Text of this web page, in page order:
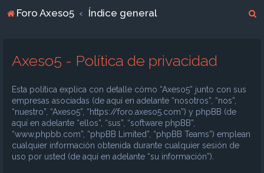
Foro Axeso5 Índice general
Axeso5 - Política de privacidad
Esta política explica con detalle cómo “Axeso5” junto con sus
empresas asociadas (de aquí en adelante “nosotros”, “nos”,
“nuestro”, “Axeso5”, “https://foro.axeso5.com”) y phpBB (de
aquí en adelante “ellos”, “sus”, “software phpBB”,
“www.phpbb.com”, “phpBB Limited”, “phpBB Teams”) emplean
cualquier información obtenida durante cualquier sesión de
uso por usted (de aquí en adelante “su información”).